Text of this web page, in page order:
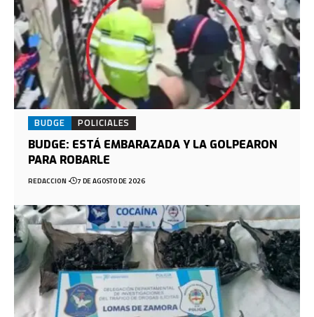
BUDGE POLICIALES
BUDGE: ESTÁ EMBARAZADA Y LA GOLPEARON
PARA ROBARLE
REDACCION 7 DE AGOSTO DE 2026